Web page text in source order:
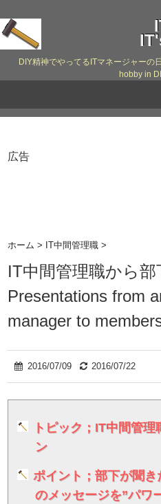
DIY精神でやってるITマネージャーの
hobby in
広告
ホーム > IT中間管理職 >
IT中間管理職から
Presentations from
manager to
2016/07/09 2016/07/22
トピック；IT中間管
ン
ポイント；部下が聞
のメッセージを”パワ